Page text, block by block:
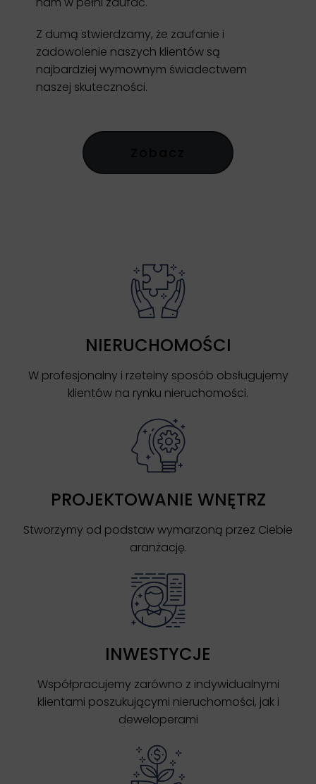
Z dumą stwierdzamy, że zaufanie i
zadowolenie naszych klientów są
najbardziej wymownym świadectwem
naszej skuteczności.
NIERUCHOMOŚCI
W profesjonalny i rzetelny sposób obsługujemy
klientów na rynku nieruchomości.
PROJEKTOWANIE WNĘTRZ
Stworzymy od podstaw wymarzoną przez Ciebie
aranżację.
INWESTYCJE
Współpracujemy zarówno z indywidualnymi
klientami poszukującymi nieruchomości, jak i
deweloperami